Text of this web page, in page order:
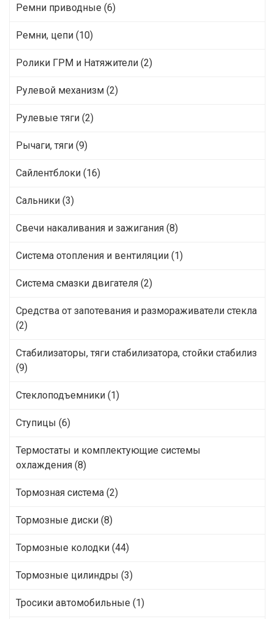
Ремни приводные (6)
Ремни, цепи (10)
Ролики ГРМ и Натяжители (2)
Рулевой механизм (2)
Рулевые тяги (2)
Рычаги, тяги (9)
Сайлентблоки (16)
Сальники (3)
Свечи накаливания и зажигания (8)
Система отопления и вентиляции (1)
Система смазки двигателя (2)
Средства от запотевания и размораживатели стекла
(2)
Стабилизаторы, тяги стабилизатора, стойки стабилиз
(9)
Стеклоподъемники (1)
Ступицы (6)
Термостаты и комплектующие системы
охлаждения (8)
Тормозная система (2)
Тормозные диски (8)
Тормозные колодки (44)
Тормозные цилиндры (3)
Тросики автомобильные (1)